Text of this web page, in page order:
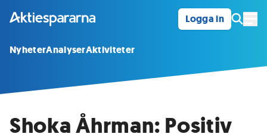
Logga in
NyheterAnalyserAktiviteter
Shoka Åhrman: Positiv